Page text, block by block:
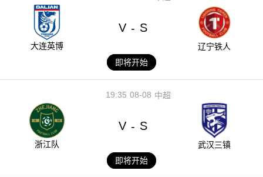
大连英博
V - S
辽宁铁人
即将开始
08-08
19:35 中超
浙江队
V - S
武汉三镇
即将开始